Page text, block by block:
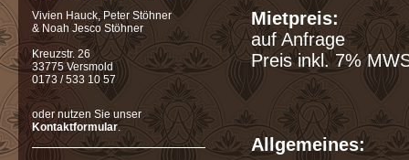
Mietpreis:
auf Anfrage
Preis inkl. 7%
Allgemeines:
Vivien Hauck, Peter Stöhner
& Noah Jesco Stöhner
Kreuzstr. 26
33775 Versmold
0173 / 533 10 57
oder nutzen Sie unser
Kontaktformular.